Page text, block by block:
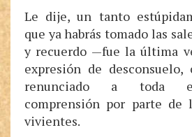
Le dije, un tanto
que ya habrás tomado las
y recuerdo —fue la última
expresión de
renunciado a toda
comprensión por parte de
vivientes.